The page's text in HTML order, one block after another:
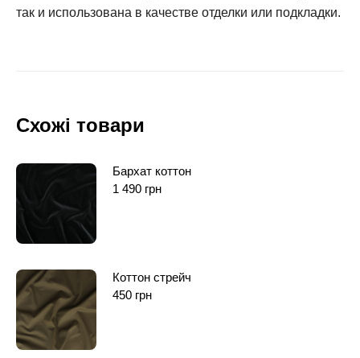
так и использована в качестве отделки или подкладки.
Схожі товари
Бархат коттон
1 490 грн
Коттон стрейч
450 грн